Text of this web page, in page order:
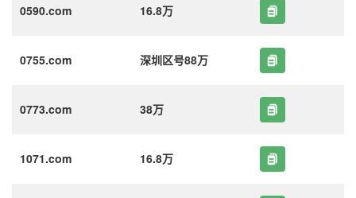
0590.com 16.8万
0755.com 深圳区号88万
0773.com 38万
1071.com 16.8万